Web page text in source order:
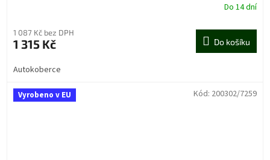
Do 14 dní
1 087 Kč bez DPH
1 315 Kč Do košíku
Autokoberce
Vyrobeno v EU Kód: 200302/7259